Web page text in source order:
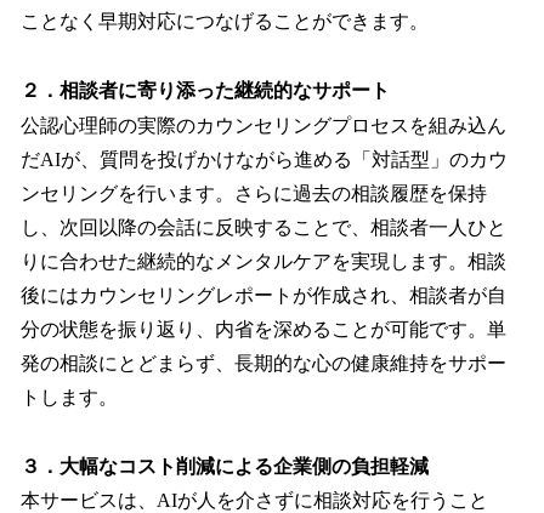
ことなく早期対応につなげることができます。
２．相談者に寄り添った継続的なサポート
公認心理師の実際のカウンセリングプロセスを組み込ん
だAIが、質問を投げかけながら進める「対話型」のカウ
ンセリングを行います。さらに過去の相談履歴を保持
し、次回以降の会話に反映することで、相談者一人ひと
りに合わせた継続的なメンタルケアを実現します。相談
後にはカウンセリングレポートが作成され、相談者が自
分の状態を振り返り、内省を深めることが可能です。単
発の相談にとどまらず、長期的な心の健康維持をサポー
トします。
３．大幅なコスト削減による企業側の負担軽減
本サービスは、AIが人を介さずに相談対応を行うこと